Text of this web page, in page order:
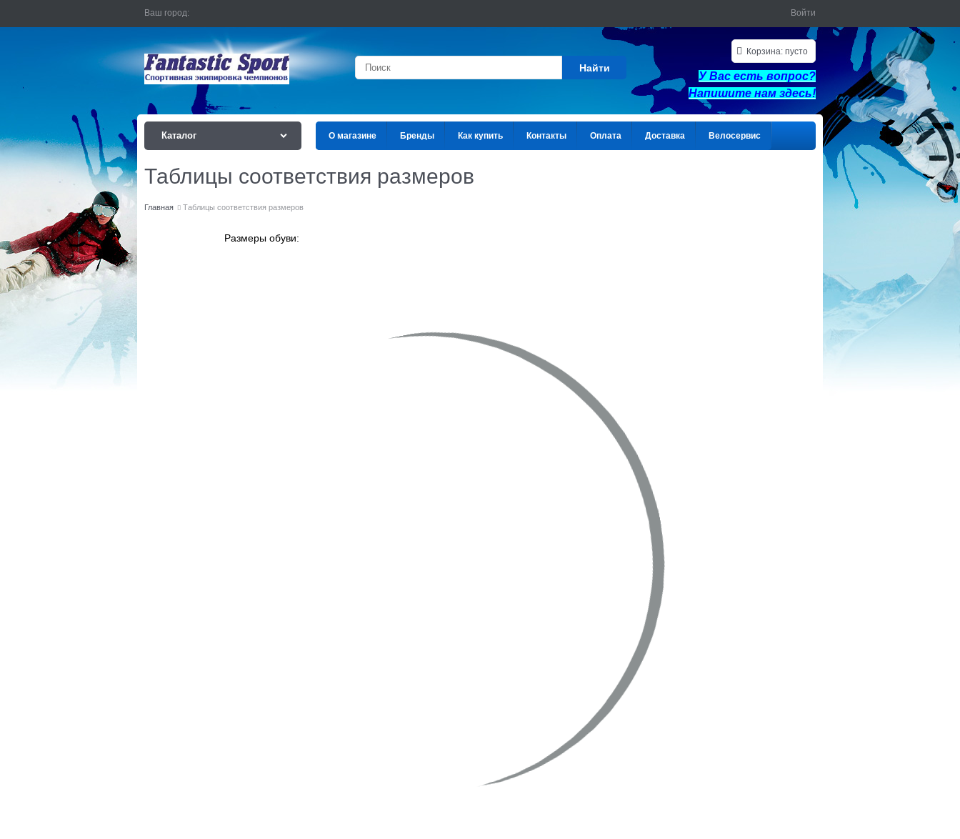
Ваш город: Войти
Найти
Корзина: пусто
У Вас есть вопрос?
Напишите нам здесь!
Каталог О магазине Бренды Как купить Контакты Оплата Доставка Велосервис
Таблицы соответствия размеров
Главная Таблицы соответствия размеров
Размеры обуви: